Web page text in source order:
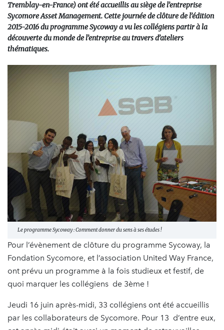
Tremblay-en-France) ont été accueillis au siège de l’entreprise
Sycomore Asset Management. Cette journée de clôture de l’édition
2015-2016 du programme Sycoway a vu les collégiens partir à la
découverte du monde de l’entreprise au travers d’ateliers
thématiques.
Le programme Sycoway : Comment donner du sens à ses études !
Pour l’évènement de clôture du programme Sycoway, la
Fondation Sycomore, et l’association United Way France,
ont prévu un programme à la fois studieux et festif, de
quoi marquer les collégiens de 3ème !
Jeudi 16 juin après-midi, 33 collégiens ont été accueillis
par les collaborateurs de Sycomore. Pour 13 d’entre eux,